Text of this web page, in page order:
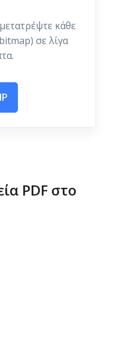
κάθε
σε λίγα
PDF στο